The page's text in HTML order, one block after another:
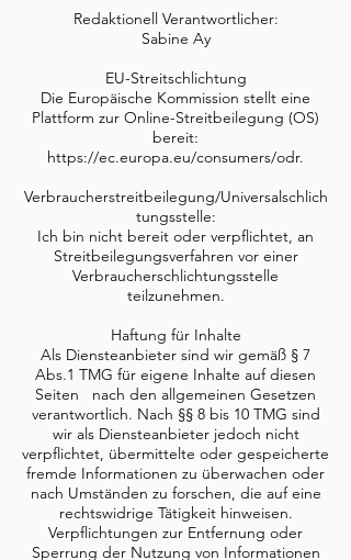
Redaktionell Verantwortlicher:
Sabine Ay
EU-Streitschlichtung
Die Europäische Kommission stellt eine
Plattform zur Online-Streitbeilegung (OS)
bereit:
https://ec.europa.eu/consumers/odr.
Verbraucherstreitbeilegung/Universalschlich
tungsstelle:
Ich bin nicht bereit oder verpflichtet, an
Streitbeilegungsverfahren vor einer
Verbraucherschlichtungsstelle
teilzunehmen.
Haftung für Inhalte
Als Diensteanbieter sind wir gemäß § 7
Abs.1 TMG für eigene Inhalte auf diesen
Seiten nach den allgemeinen Gesetzen
verantwortlich. Nach §§ 8 bis 10 TMG sind
wir als Diensteanbieter jedoch nicht
verpflichtet, übermittelte oder gespeicherte
fremde Informationen zu überwachen oder
nach Umständen zu forschen, die auf eine
rechtswidrige Tätigkeit hinweisen.
Verpflichtungen zur Entfernung oder
Sperrung der Nutzung von Informationen